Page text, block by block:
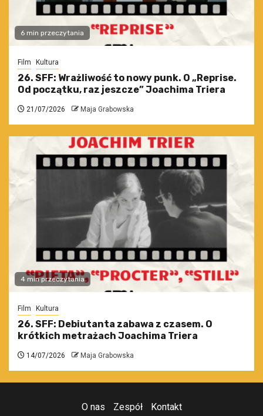
6 min przeczytania
Film Kultura
26. SFF: Wrażliwość to nowy punk. O „Reprise.
Od początku, raz jeszcze” Joachima Triera
21/07/2026 Maja Grabowska
4 min przeczytania
Film Kultura
26. SFF: Debiutanta zabawa z czasem. O
krótkich metrażach Joachima Triera
14/07/2026 Maja Grabowska
O nas Zespół Kontakt